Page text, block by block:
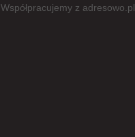
Współpracujemy z adresowo.pl